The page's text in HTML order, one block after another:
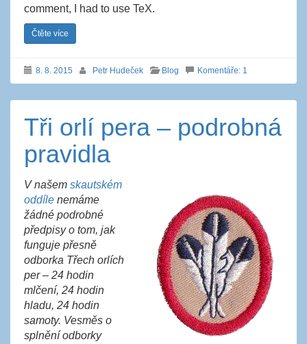
comment, I had to use TeX.
Čtěte více
8. 8. 2015 Petr Hudeček Blog Komentáře: 1
Tři orlí pera – podrobná
pravidla
V našem skautském
oddíle nemáme
žádné podrobné
předpisy o tom, jak
funguje přesně
odborka Třech orlích
per – 24 hodin
mlčení, 24 hodin
hladu, 24 hodin
samoty. Vesměs o
splnění odborky